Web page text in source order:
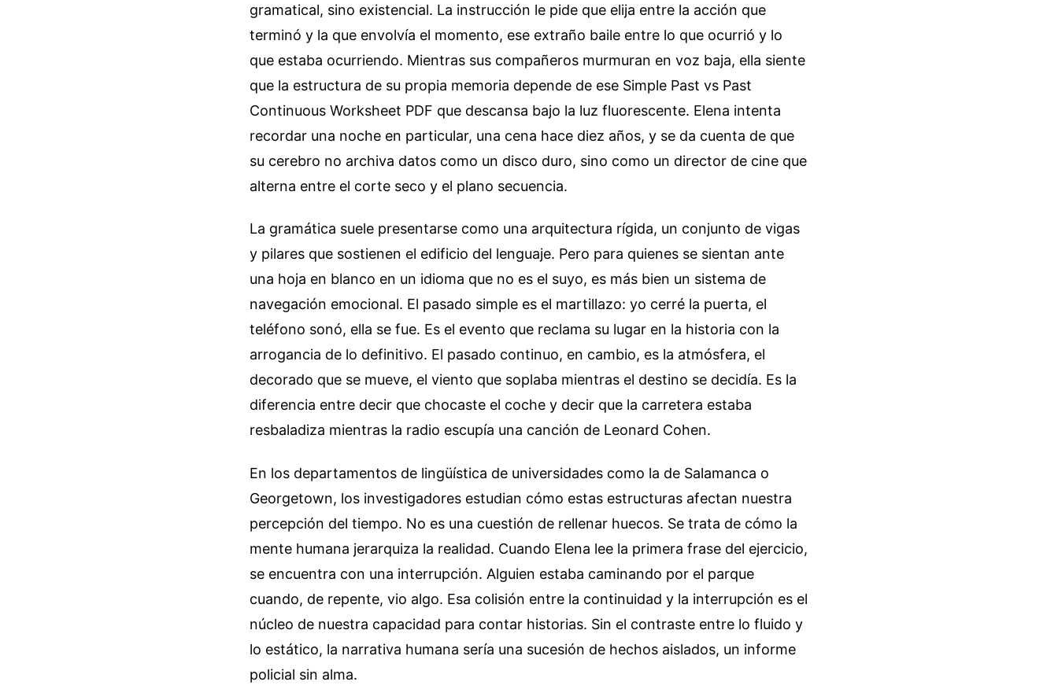
gramatical, sino existencial. La instrucción le pide que elija entre la acción que
terminó y la que envolvía el momento, ese extraño baile entre lo que ocurrió y lo
que estaba ocurriendo. Mientras sus compañeros murmuran en voz baja, ella siente
que la estructura de su propia memoria depende de ese Simple Past vs Past
Continuous Worksheet PDF que descansa bajo la luz fluorescente. Elena intenta
recordar una noche en particular, una cena hace diez años, y se da cuenta de que
su cerebro no archiva datos como un disco duro, sino como un director de cine que
alterna entre el corte seco y el plano secuencia.
La gramática suele presentarse como una arquitectura rígida, un conjunto de vigas
y pilares que sostienen el edificio del lenguaje. Pero para quienes se sientan ante
una hoja en blanco en un idioma que no es el suyo, es más bien un sistema de
navegación emocional. El pasado simple es el martillazo: yo cerré la puerta, el
teléfono sonó, ella se fue. Es el evento que reclama su lugar en la historia con la
arrogancia de lo definitivo. El pasado continuo, en cambio, es la atmósfera, el
decorado que se mueve, el viento que soplaba mientras el destino se decidía. Es la
diferencia entre decir que chocaste el coche y decir que la carretera estaba
resbaladiza mientras la radio escupía una canción de Leonard Cohen.
En los departamentos de lingüística de universidades como la de Salamanca o
Georgetown, los investigadores estudian cómo estas estructuras afectan nuestra
percepción del tiempo. No es una cuestión de rellenar huecos. Se trata de cómo la
mente humana jerarquiza la realidad. Cuando Elena lee la primera frase del ejercicio,
se encuentra con una interrupción. Alguien estaba caminando por el parque
cuando, de repente, vio algo. Esa colisión entre la continuidad y la interrupción es el
núcleo de nuestra capacidad para contar historias. Sin el contraste entre lo fluido y
lo estático, la narrativa humana sería una sucesión de hechos aislados, un informe
policial sin alma.